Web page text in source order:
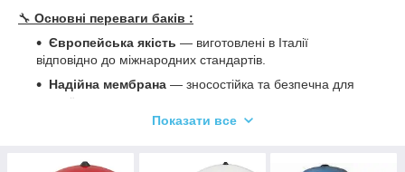
🔧 Основні переваги баків :
Європейська якість — виготовлені в Італії
відповідно до міжнародних стандартів.
Надійна мембрана — зносостійка та безпечна для
питної води.
Різноманітність моделей— вертикальні та
Показати все